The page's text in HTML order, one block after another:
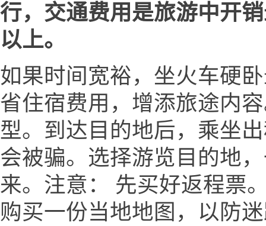
行，交通费用是旅游中开
以上。
如果时间宽裕，坐火车硬
省住宿费用，增添旅途内
型。到达目的地后，乘坐
会被骗。选择游览目的地
来。注意： 先买好返程票
购买一份当地地图，以防